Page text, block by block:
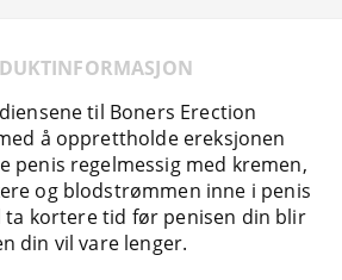
til Boners Erection
å opprettholde ereksjonen
penis regelmessig med kremen,
og blodstrømmen inne i penis
ta kortere tid før penisen din blir
din vil vare lenger.